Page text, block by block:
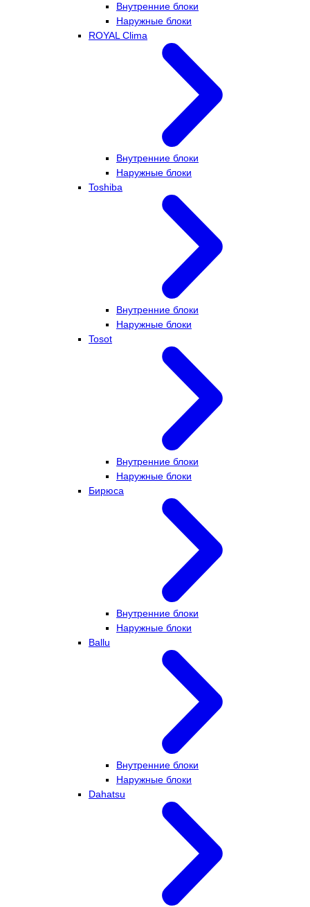
Внутренние блоки
Наружные блоки
ROYAL Clima
Внутренние блоки
Наружные блоки
Toshiba
Внутренние блоки
Наружные блоки
Tosot
Внутренние блоки
Наружные блоки
Бирюса
Внутренние блоки
Наружные блоки
Ballu
Внутренние блоки
Наружные блоки
Dahatsu